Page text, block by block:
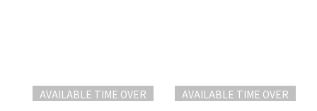
AVAILABLE TIME OVER AVAILABLE TIME OVER